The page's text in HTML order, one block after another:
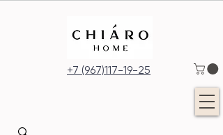
+7 (967)117-19-25